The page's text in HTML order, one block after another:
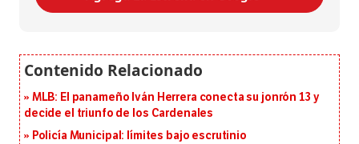
MLB: El panameño Iván Herrera conecta su jonrón 13 y
decide el triunfo de los Cardenales
Policía Municipal: límites bajo escrutinio